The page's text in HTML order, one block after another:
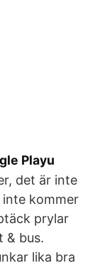
Playu
det är inte
kommer
prylar
& bus.
lika bra